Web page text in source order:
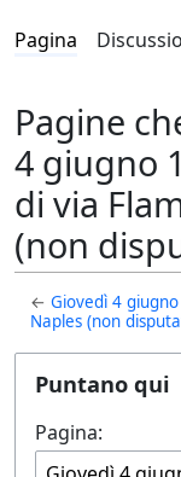
Pagina
Pagine
4 giugno
di via
(non
←Giovedì 4
Naples (non
Puntano qui
Pagina: